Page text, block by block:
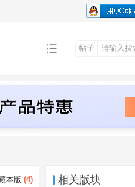
帖子
本版 (4) 相关版块